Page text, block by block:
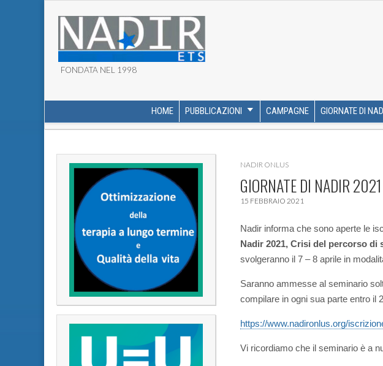
ASSOCIAZIONE NADIR ETS
FONDATA NEL 1998
MAIN MENU
HOME PUBBLICAZIONI CAMPAGNE GIORNATE DI
SUB MENU
NADIR ONLUS
GIORNATE DI NADIR
15 FEBBRAIO 2021
Nadir informa che sono aperte le
Nadir 2021, Crisi del percorso di
svolgeranno il 7 – 8 aprile in
Saranno ammesse al seminario
compilare in ogni sua parte entro il
https://www.nadironlus.org/
Vi ricordiamo che il seminario è a